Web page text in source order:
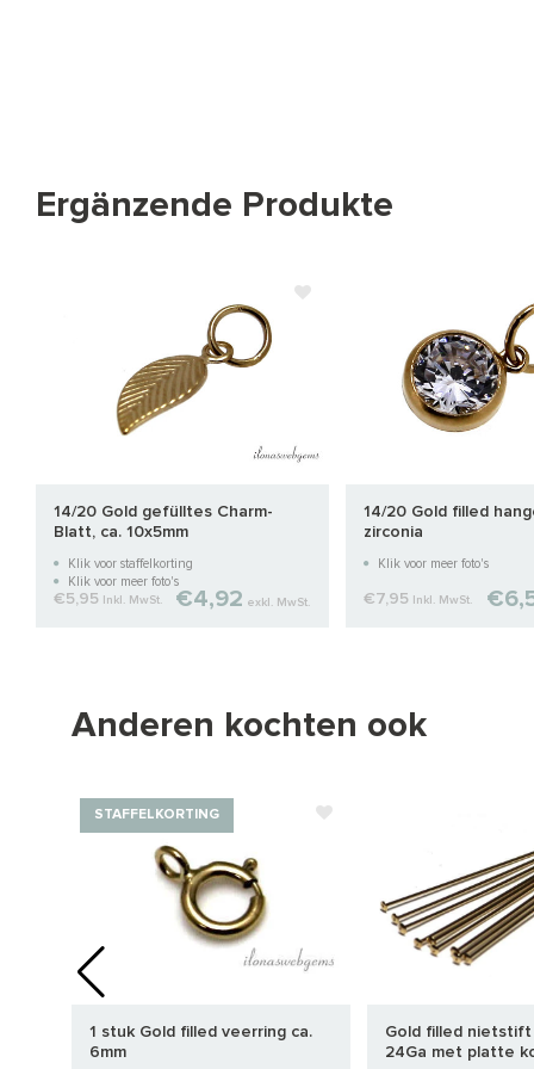
Ergänzende Produkte
14/20 Gold gefülltes Charm-
Blatt, ca. 10x5mm
Klik voor staffelkorting
Klik voor meer foto's
€5,95 Inkl. MwSt. €4,92 exkl. MwSt.
14/20 Gold filled
zirconia
Klik voor meer foto's
€7,95 Inkl. MwSt.
Anderen kochten ook
STAFFELKORTING
1 stuk Gold filled veerring ca.
6mm
Gold filled nietstift
24Ga met platte